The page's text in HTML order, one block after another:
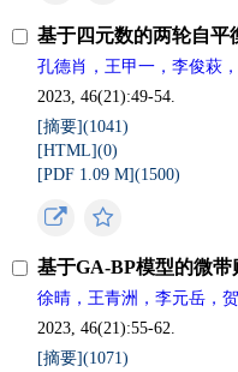
基于四元数的两轮自平
孔德肖，王甲一，李俊萩
2023, 46(21):49-54.
[摘要](1041)
[HTML](0)
[PDF 1.09 M](1500)
基于GA-BP模型的微
徐晴，王青洲，李元岳，
2023, 46(21):55-62.
[摘要](1071)